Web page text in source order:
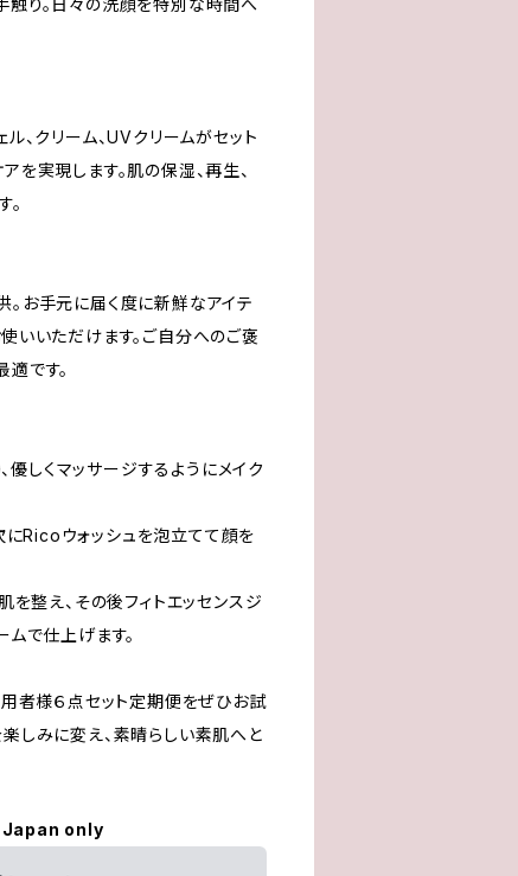
触り。日々の洗顔を特別な時間へ
ル、クリーム、UVクリームがセット
を実現します。肌の保湿、再生、
。
。お手元に届く度に新鮮なアイテ
いいただけます。ご自分へのご褒
です。
しくマッサージするようにメイク
にRicoウォッシュを泡立てて顔を
整え、その後フィトエッセンスジ
ムで仕上げます。
者様６点セット定期便をぜひお試
しみに変え、素晴らしい素肌へと
only